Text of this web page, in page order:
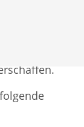
über das